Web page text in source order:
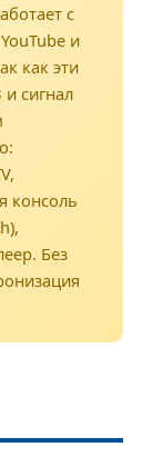
с
и
как эти
сигнал
консоль
Без